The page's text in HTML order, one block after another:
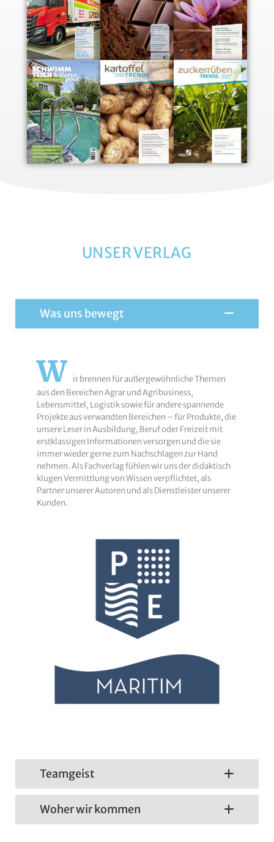
UNSER VERLAG
Was uns bewegt
W
ir brennen für außergewöhnliche Themen
aus den Bereichen Agrar und Agribusiness,
Lebensmittel, Logistik sowie für andere spannende
Projekte aus verwandten Bereichen – für Produkte, die
unsere Leser in Ausbildung, Beruf oder Freizeit mit
erstklassigen Informationen versorgen und die sie
immer wieder gerne zum Nachschlagen zur Hand
nehmen. Als Fachverlag fühlen wir uns der didaktisch
klugen Vermittlung von Wissen verpflichtet, als
Partner unserer Autoren und als Dienstleister unserer
Kunden.
Teamgeist
Woher wir kommen